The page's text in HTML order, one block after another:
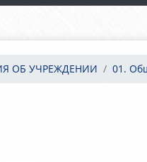
ОБ УЧРЕЖДЕНИИ 01.